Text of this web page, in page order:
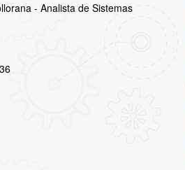
- Analista de Sistemas